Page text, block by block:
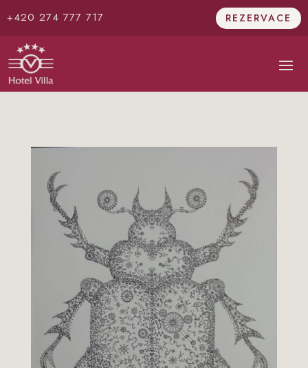
+420 274 777 717 REZERVACE